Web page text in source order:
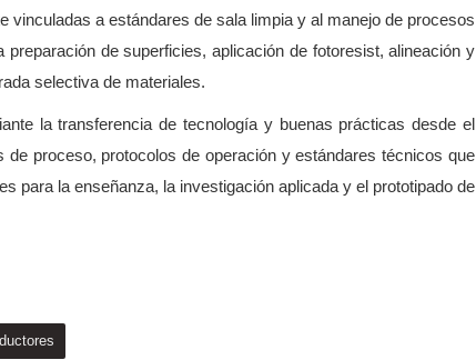
a estándares de sala limpia y al manejo de procesos
de superficies, aplicación de fotoresist, alineación y
selectiva de materiales.
la transferencia de tecnología y buenas prácticas desde el
proceso, protocolos de operación y estándares técnicos que
para la enseñanza, la investigación aplicada y el prototipado de